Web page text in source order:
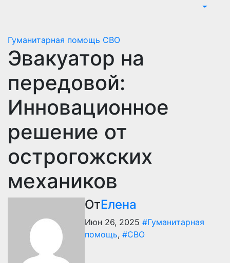
Гуманитарная помощь СВО
Эвакуатор на
передовой:
Инновационное
решение от
острогожских
механиков
ОтЕлена
Июн 26, 2025 #Гуманитарная
помощь, #СВО